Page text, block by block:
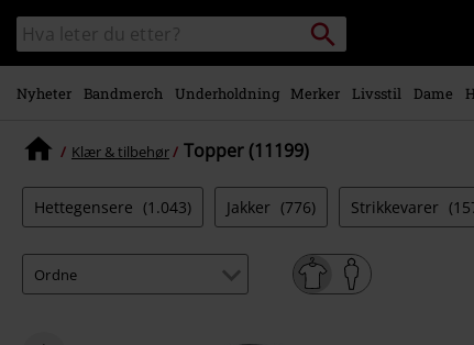
Skipp til
hovedinnhold
Søk
i
katalogen
Søk
Nyheter Bandmerch Underholdning Merker Livsstil Dame
Klær & tilbehør Topper (11199)
Hettegensere (1.043) Jakker (776) Strikkevarer